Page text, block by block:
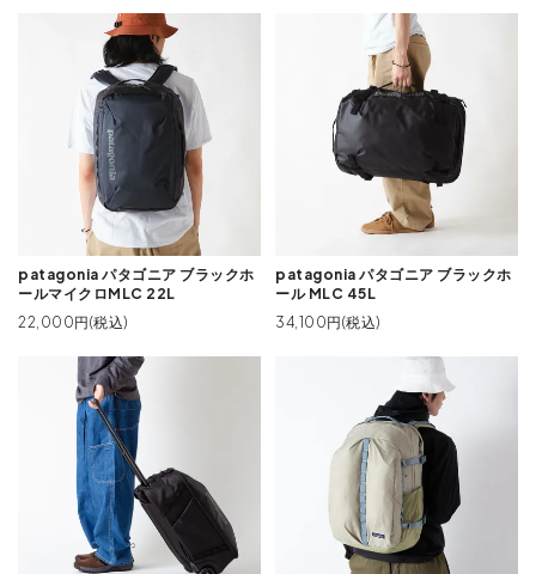
patagonia パタゴニア ブラックホ
ールマイクロMLC 22L
22,000円(税込)
patagonia パタゴニア ブラックホ
ール MLC 45L
34,100円(税込)